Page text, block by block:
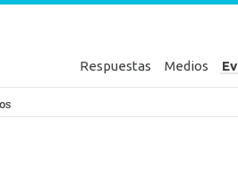
Respuestas Medios
Génesis